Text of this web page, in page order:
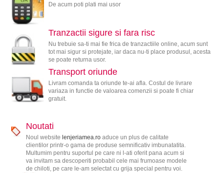
De acum poti plati mai usor
Tranzactii sigure si fara risc
Nu trebuie sa-ti mai fie frica de tranzactiile online, acum sunt
tot mai sigur si protejate, iar daca nu-ti place produsul, acesta
se poate returna usor.
Transport oriunde
Livram comanda ta oriunde te-ai afla. Costul de livrare
variaza in functie de valoarea comenzii si poate fi chiar
gratuit.
Noutati
Noul website lenjeriamea.roaduce un plus de calitate
clientilor printr-o gama de produse semnificativ imbunatatita.
Multumim pentru suportul pe care ni l-ati oferit pana acum si
va invitam sa descoperiti probabil cele mai frumoase modele
de chiloti, pe care le-am selectat cu grija special pentru voi.